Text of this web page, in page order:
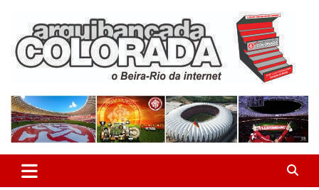
content
Arquibancada Colorada